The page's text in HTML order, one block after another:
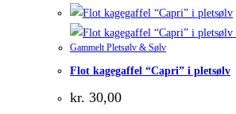
Gammelt Pletsølv & Sølv
Flot kagegaffel “Capri” i pletsølv
kr. 30,00